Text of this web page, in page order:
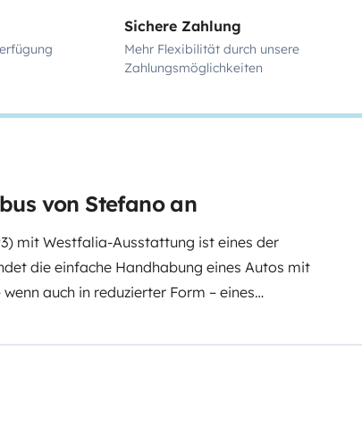
Sichere Zahlung
Mehr Flexibilität durch unsere
Zahlungsmöglichkeiten
von Stefano an
mit Westfalia-Ausstattung ist eines der
die einfache Handhabung eines Autos mit
auch in reduzierter Form – eines
4 Personen, wobei der größte Komfort bei
wird. Es stehen 4 Schlafplätze zur Verfügung,